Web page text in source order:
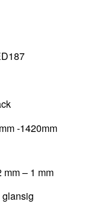
-1420mm
mm – 1 mm
glansig